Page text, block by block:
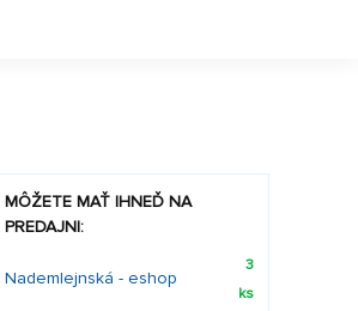
MÔŽETE MAŤ IHNEĎ NA
PREDAJNI:
Nademlejnská - eshop
3
ks